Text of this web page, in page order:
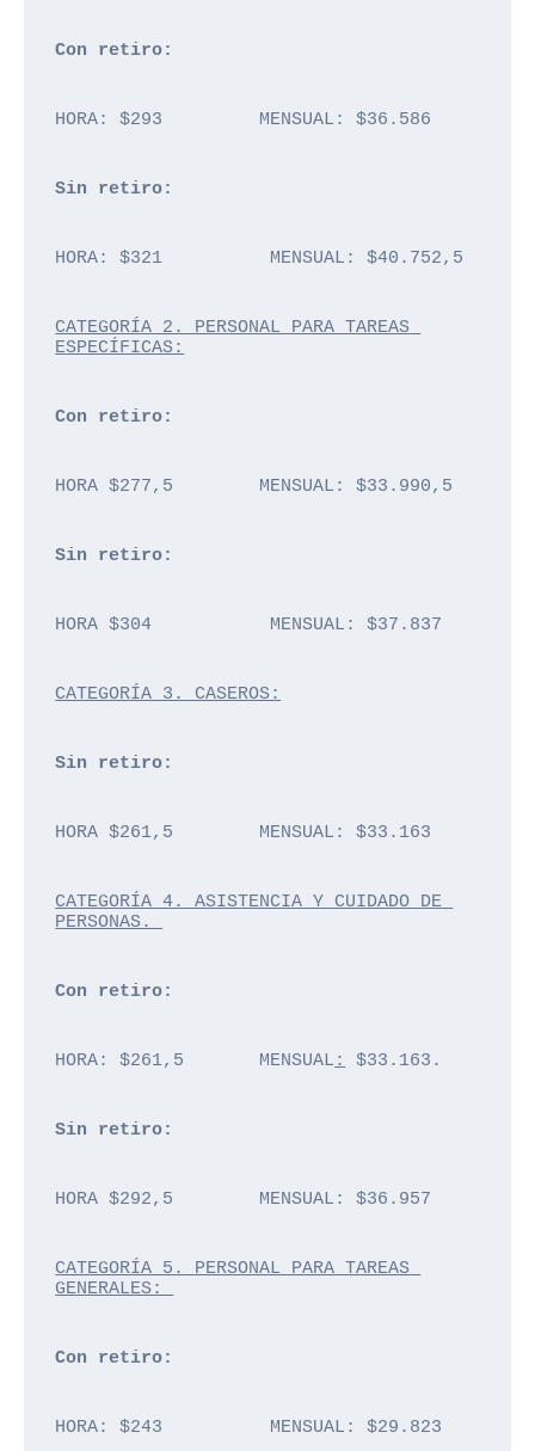
Con retiro:
HORA: $293         MENSUAL: $36.586
Sin retiro:
HORA: $321          MENSUAL: $40.752,5
CATEGORÍA 2. PERSONAL PARA TAREAS
ESPECÍFICAS:
Con retiro:
HORA $277,5        MENSUAL: $33.990,5
Sin retiro:
HORA $304           MENSUAL: $37.837
CATEGORÍA 3. CASEROS:
Sin retiro:
HORA $261,5        MENSUAL: $33.163
CATEGORÍA 4. ASISTENCIA Y CUIDADO DE
PERSONAS.
Con retiro:
HORA: $261,5       MENSUAL : $33.163.
Sin retiro:
HORA $292,5        MENSUAL: $36.957
CATEGORÍA 5. PERSONAL PARA TAREAS
GENERALES:
Con retiro:
HORA: $243          MENSUAL: $29.823